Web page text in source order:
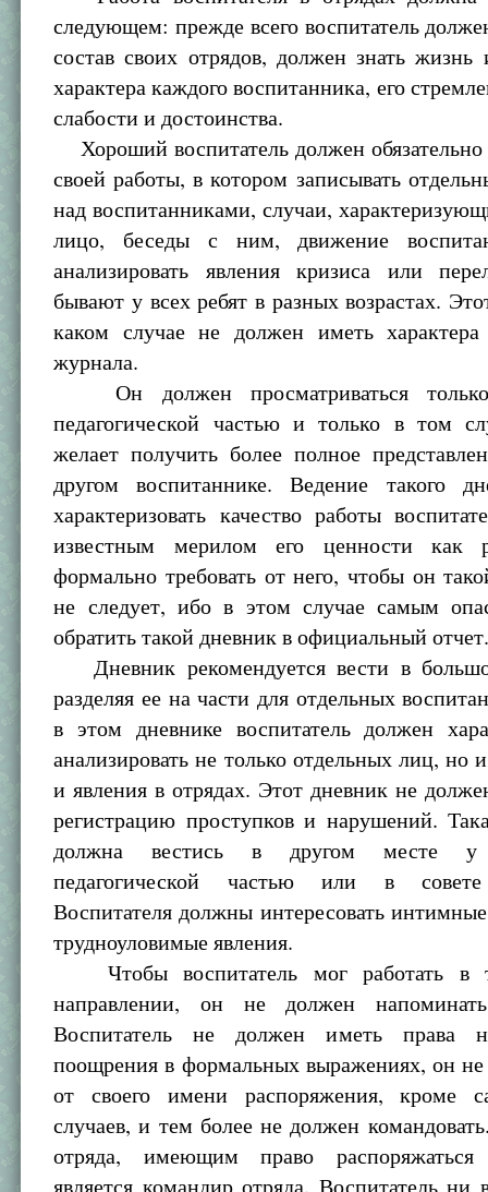
следующем: прежде всего воспитатель
состав своих отрядов, должен знать жизнь
характера каждого воспитанника, его
слабости и достоинства.
Хороший воспитатель должен
своей работы, в котором записывать
над воспитанниками, случаи,
лицо, беседы с ним, движение
анализировать явления кризиса или
бывают у всех ребят в разных возрастах.
каком случае не должен иметь характера
журнала.
Он должен просматриваться
педагогической частью и только в том
желает получить более полное
другом воспитаннике. Ведение такого
характеризовать качество работы
известным мерилом его ценности как
формально требовать от него, чтобы он
не следует, ибо в этом случае самым
обратить такой дневник в официальный
Дневник рекомендуется вести в
разделяя ее на части для отдельных
в этом дневнике воспитатель должен
анализировать не только отдельных лиц, но
и явления в отрядах. Этот дневник не
регистрацию проступков и нарушений.
должна вестись в другом месте у
педагогической частью или в
Воспитателя должны интересовать
трудноуловимые явления.
Чтобы воспитатель мог работать в
направлении, он не должен напоминать
Воспитатель не должен иметь права
поощрения в формальных выражениях, он не
от своего имени распоряжения, кроме
случаев, и тем более не должен
отряда, имеющим право распоряжаться
является командир отряда. Воспитатель ни